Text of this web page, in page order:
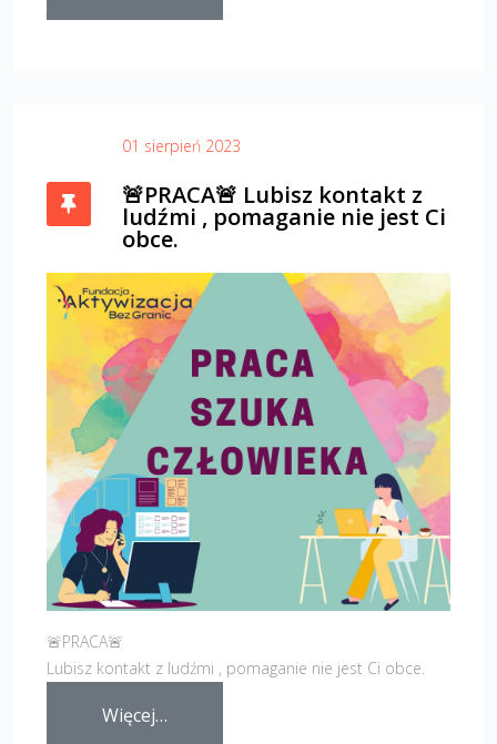
01 sierpień 2023
🚨PRACA🚨 Lubisz kontakt z
ludźmi , pomaganie nie jest Ci
obce.
🚨PRACA🚨
Lubisz kontakt z ludźmi , pomaganie nie jest Ci obce.
Więcej…